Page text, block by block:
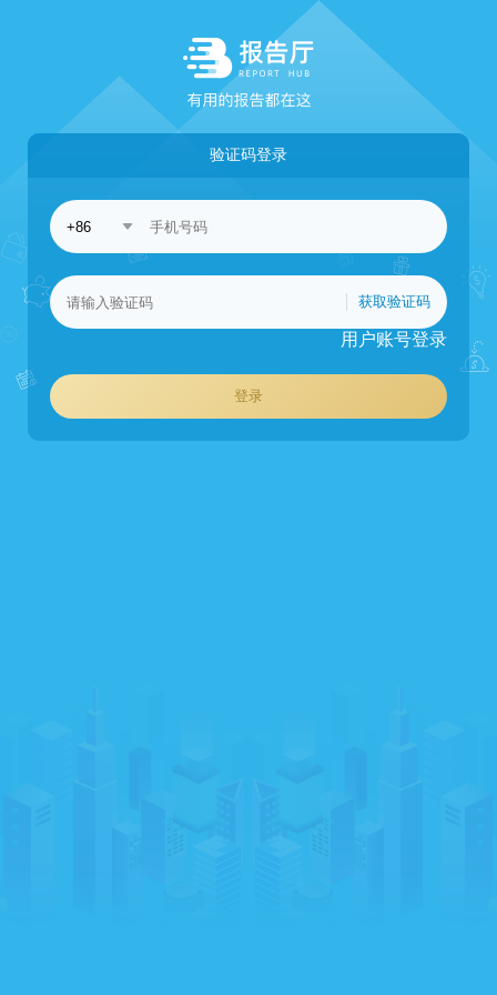
验证码登录
获取验证码
用户账号登录
登录